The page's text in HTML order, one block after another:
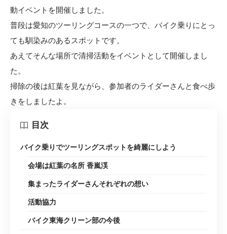
動イベントを開催しました。
普段は愛知のツーリングコースの一つで、バイク乗りにとっ
ても馴染みのあるスポットです。
あえてそんな場所で清掃活動をイベントとして開催しまし
た。
掃除の後は紅葉を見ながら、参加者のライダーさんと食べ歩
きをしましたよ。
目次
バイク乗りでツーリングスポットを綺麗にしよう
会場は紅葉の名所 香嵐渓
集まったライダーさんそれぞれの想い
活動協力
バイク東海クリーン部の今後